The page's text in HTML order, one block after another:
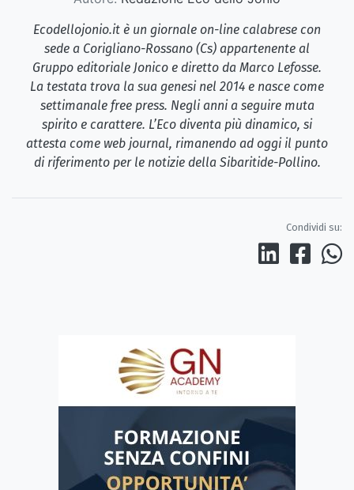
Ecodellojonio.it è un giornale on-line calabrese con
sede a Corigliano-Rossano (Cs) appartenente al
Gruppo editoriale Jonico e diretto da Marco Lefosse.
La testata trova la sua genesi nel 2014 e nasce come
settimanale free press. Negli anni a seguire muta
spirito e carattere. L’Eco diventa più dinamico, si
attesta come web journal, rimanendo ad oggi il punto
di riferimento per le notizie della Sibaritide-Pollino.
Condividi su: